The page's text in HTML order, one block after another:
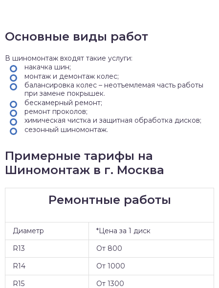
Основные виды работ
В шиномонтаж входят такие услуги:
накачка шин;
монтаж и демонтаж колес;
балансировка колес – неотъемлемая часть работы
при замене покрышек.
бескамерный ремонт;
ремонт проколов;
химическая чистка и защитная обработка дисков;
сезонный шиномонтаж.
Примерные тарифы на
Шиномонтаж в г. Москва
Ремонтные работы
Диаметр
*Цена за 1 диск
R13
От 800
R14
От 1000
R15
От 1300